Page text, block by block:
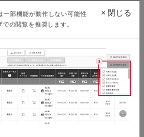
部機能が動作しない可能性
の閲覧を推奨します。
× 閉じる
ダウンロード
認証取得状況